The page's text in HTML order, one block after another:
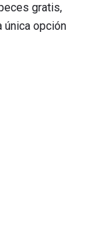
gratis,
única opción